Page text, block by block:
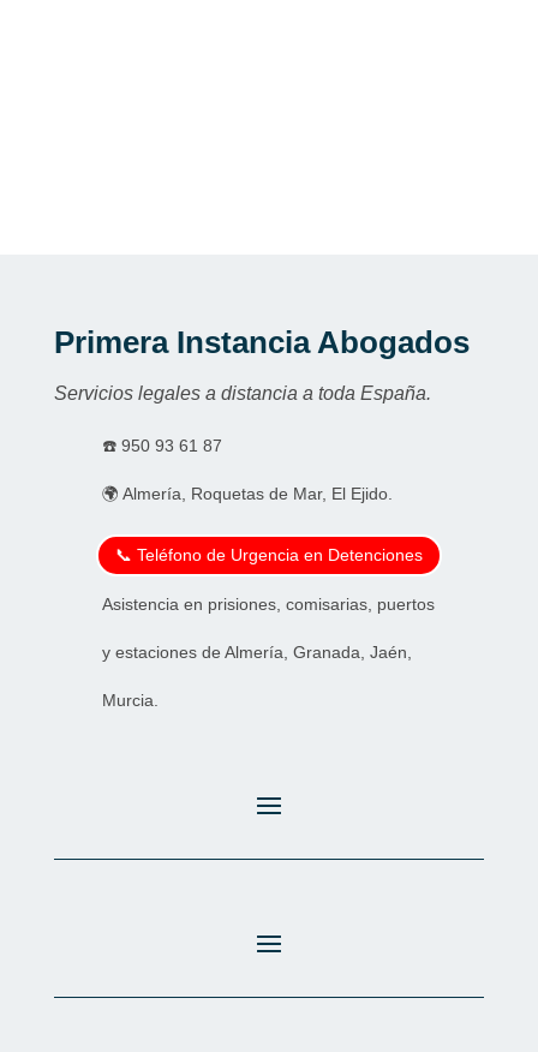
Primera Instancia Abogados
Servicios legales a distancia a toda España.
☎️ 950 93 61 87
🌍 Almería, Roquetas de Mar, El Ejido.
📞 Teléfono de Urgencia en Detenciones
Asistencia en prisiones, comisarias, puertos
y estaciones de Almería, Granada, Jaén,
Murcia.